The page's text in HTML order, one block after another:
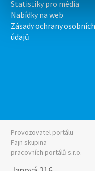
Statistiky pro média
Nabídky na web
Zásady ochrany osobních
údajů
Provozovatel portálu
Fajn skupina
pracovních portálů s.r.o.